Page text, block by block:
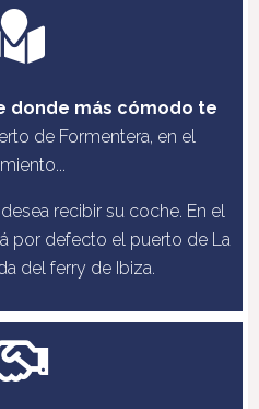
donde más cómodo te
de Formentera, en el
recibir su coche. En el
por defecto el puerto de La
del ferry de Ibiza.